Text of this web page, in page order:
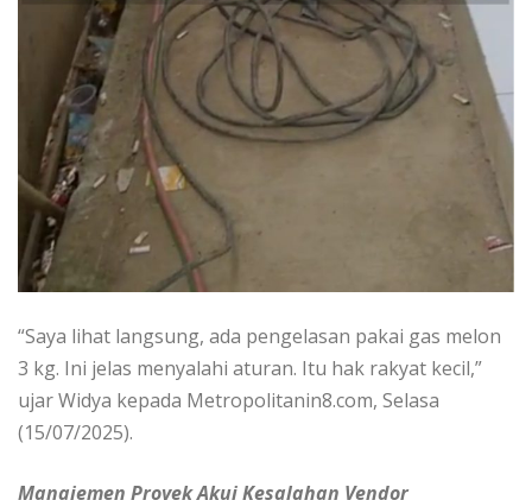
“Saya lihat langsung, ada pengelasan pakai gas melon
3 kg. Ini jelas menyalahi aturan. Itu hak rakyat kecil,”
ujar Widya kepada Metropolitanin8.com, Selasa
(15/07/2025).
Manajemen Proyek Akui Kesalahan Vendor